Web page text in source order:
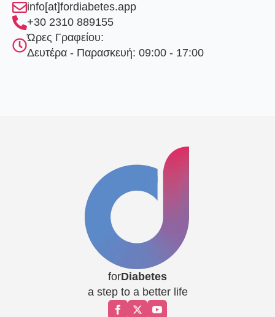
info[at]fordiabetes.app
+30 2310 889155
Ώρες Γραφείου:
Δευτέρα - Παρασκευή: 09:00 - 17:00
forDiabetes
a step to a better life